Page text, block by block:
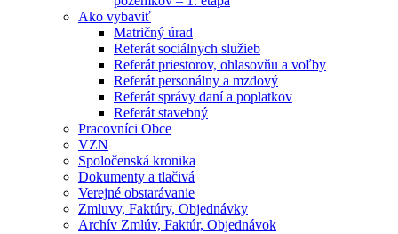
Ako vybaviť
Matričný úrad
Referát sociálnych služieb
Referát priestorov, ohlasovňu a voľby
Referát personálny a mzdový
Referát správy daní a poplatkov
Referát stavebný
Pracovníci Obce
VZN
Spoločenská kronika
Dokumenty a tlačivá
Verejné obstarávanie
Zmluvy, Faktúry, Objednávky
Archív Zmlúv, Faktúr, Objednávok